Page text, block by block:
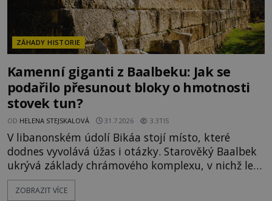
ZÁHADY HISTORIE
Kamenní giganti z Baalbeku: Jak se
podařilo přesunout bloky o hmotnosti
stovek tun?
OD HELENA STEJSKALOVÁ 31.7.2026 3.3TIS
V libanonském údolí Bikáa stojí místo, které
dodnes vyvolává úžas i otázky. Starověký Baalbek
ukrývá základy chrámového komplexu, v nichž leží
kameny tak obrovské, že se zdá téměř nemožné je
přesunout. Některé bloky váží kolem tisíce tun,
ZOBRAZIT VÍCE